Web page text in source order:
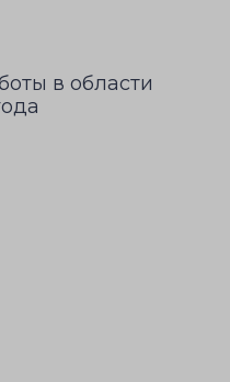
в области